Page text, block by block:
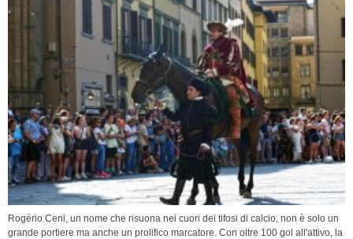
Rogério Ceni, un nome che risuona nei cuori dei tifosi di calcio, non è solo un
grande portiere ma anche un prolifico marcatore. Con oltre 100 gol all'attivo, la